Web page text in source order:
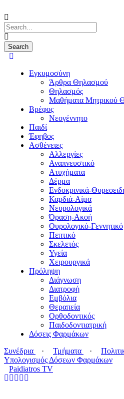
Εγκυμοσύνη
Άρθρα Θηλασμού
Θηλασμός
Μαθήματα Μητρικού
Βρέφος
Νεογέννητο
Παιδί
Έφηβος
Ασθένειες
Αλλεργίες
Αναπνευστικό
Ατυχήματα
Δέρμα
Ενδοκρινικά-
Καρδιά-Αίμα
Νευρολογικά
Όραση-Ακοή
Ουρολογικό-Γεννητικό
Πεπτικό
Σκελετός
Υγεία
Χειρουργικά
Πρόληψη
Διάγνωση
Διατροφή
Εμβόλια
Θεραπεία
Ορθοδοντικός
Παιδοδοντιατρική
Δόσεις Φαρμάκων
Συνέδρια
· Τμήματα ·
Υπολογισμός Δόσεων Φαρμάκων
Paidiatros TV